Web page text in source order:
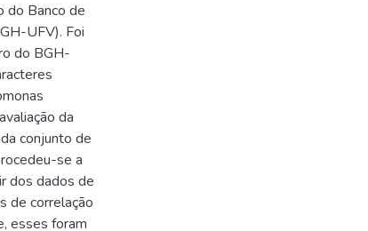
do Banco de
UFV). Foi
do BGH-
da
conjunto de
se a
dos dados de
de correlação
esses foram